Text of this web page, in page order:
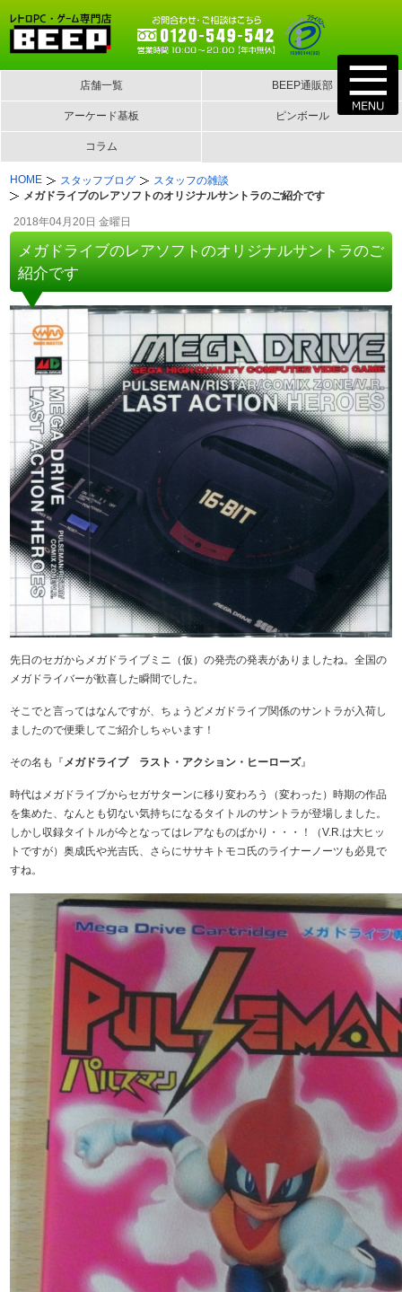
店舗一覧 BEEP通販部
アーケード基板 ピンボール
コラム
HOME スタッフブログ
スタッフの雑談
メガドライブのレアソフトのオリジナルサントラのご紹介です
2018年04月20日 金曜日
メガドライブのレアソフトのオリジナルサントラのご
紹介です
先日のセガからメガドライブミニ（仮）の発売の発表がありましたね。全国の
メガドライバーが歓喜した瞬間でした。
そこでと言ってはなんですが、ちょうどメガドライブ関係のサントラが入荷し
ましたので便乗してご紹介しちゃいます！
その名も『メガドライブ ラスト・アクション・ヒーローズ』
時代はメガドライブからセガサターンに移り変わろう（変わった）時期の作品
を集めた、なんとも切ない気持ちになるタイトルのサントラが登場しました。
しかし収録タイトルが今となってはレアなものばかり・・・！（V.R.は大ヒッ
トですが）奥成氏や光吉氏、さらにササキトモコ氏のライナーノーツも必見で
すね。